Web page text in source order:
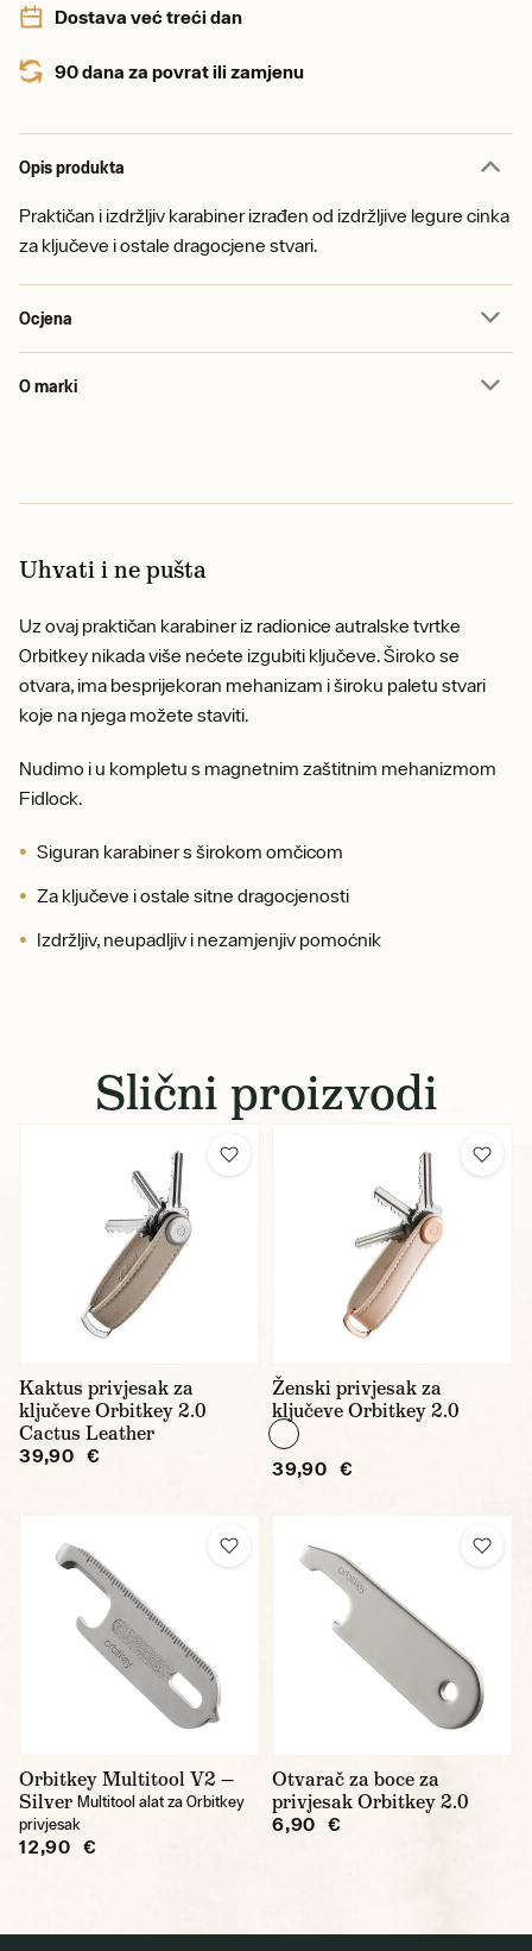
Dostava već treći dan
90 dana za povrat ili zamjenu
Opis produkta
Praktičan i izdržljiv karabiner izrađen od izdržljive legure cinka
za ključeve i ostale dragocjene stvari.
Ocjena
O marki
Uhvati i ne pušta
Uz ovaj praktičan karabiner iz radionice autralske tvrtke
Orbitkey nikada više nećete izgubiti ključeve. Široko se
otvara, ima besprijekoran mehanizam i široku paletu stvari
koje na njega možete staviti.
Nudimo i u kompletu s magnetnim zaštitnim mehanizmom
Fidlock.
Siguran karabiner s širokom omčicom
Za ključeve i ostale sitne dragocjenosti
Izdržljiv, neupadljiv i nezamjenjiv pomoćnik
Slični proizvodi
Kaktus privjesak za
ključeve Orbitkey 2.0
Cactus Leather
39,90 €
Ženski privjesak za
ključeve Orbitkey 2.0
39,90 €
Orbitkey Multitool V2 —
Silver Multitool alat za Orbitkey
privjesak
12,90 €
Otvarač za boce za
privjesak Orbitkey 2.0
6,90 €